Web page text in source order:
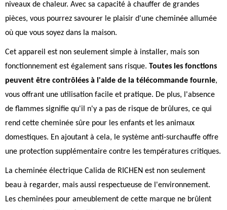
niveaux de chaleur. Avec sa capacité à chauffer de grandes
pièces, vous pourrez savourer le plaisir d'une cheminée allumée
où que vous soyez dans la maison.
Cet appareil est non seulement simple à installer, mais son
fonctionnement est également sans risque. Toutes les fonctions
peuvent être contrôlées à l'aide de la télécommande fournie,
vous offrant une utilisation facile et pratique. De plus, l'absence
de flammes signifie qu'il n'y a pas de risque de brûlures, ce qui
rend cette cheminée sûre pour les enfants et les animaux
domestiques. En ajoutant à cela, le système anti-surchauffe offre
une protection supplémentaire contre les températures critiques.
La cheminée électrique Calida de RICHEN est non seulement
beau à regarder, mais aussi respectueuse de l'environnement.
Les cheminées pour ameublement de cette marque ne brûlent